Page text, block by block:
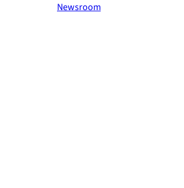
Newsroom